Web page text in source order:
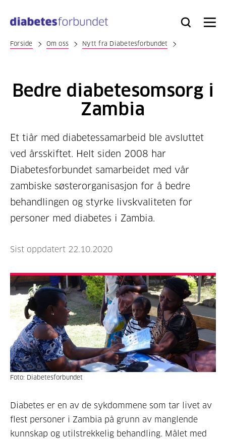
hovedinnhold
Bli
Logg
Søk Meny
Forside Om oss Nytt fra Diabetesforbundet
Bedre diabetesomsorg i
Zambia
Et tiår med diabetessamarbeid ble avsluttet
ved årsskiftet. Helt siden 2008 har
Diabetesforbundet samarbeidet med vår
zambiske søsterorganisasjon for å bedre
behandlingen og styrke livskvaliteten for
personer med diabetes i Zambia.
Sist oppdatert 22.10.2020
Foto: Diabetesforbundet
Diabetes er en av de sykdommene som tar livet av
flest personer i Zambia på grunn av manglende
kunnskap og utilstrekkelig behandling. Målet med